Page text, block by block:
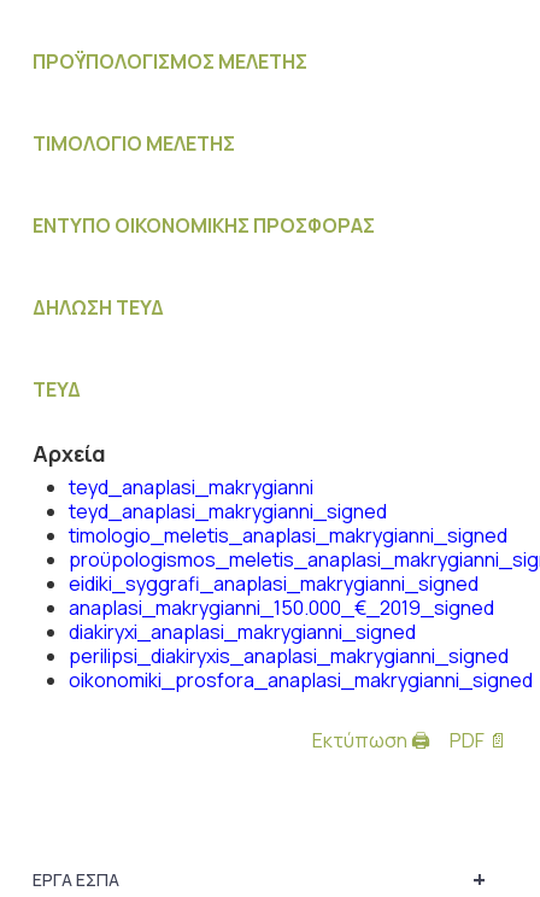
ΠΡΟΫΠΟΛΟΓΙΣΜΟΣ MΕΛΕΤΗΣ
ΤΙΜΟΛΟΓΙΟ ΜΕΛΕΤΗΣ
ΕΝΤΥΠΟ ΟΙΚΟΝΟΜΙΚΗΣ ΠΡΟΣΦΟΡΑΣ
ΔΗΛΩΣΗ ΤΕΥΔ
ΤΕΥΔ
Αρχεία
teyd_anaplasi_makrygianni
teyd_anaplasi_makrygianni_signed
timologio_meletis_anaplasi_makrygianni_signed
eidiki_syggrafi_anaplasi_makrygianni_signed
anaplasi_makrygianni_150.000_€_2019_signed
diakiryxi_anaplasi_makrygianni_signed
perilipsi_diakiryxis_anaplasi_makrygianni_signed
oikonomiki_prosfora_anaplasi_makrygianni_signed
Εκτύπωση 🖨 PDF 📄
+
ΕΡΓΑ ΕΣΠΑ